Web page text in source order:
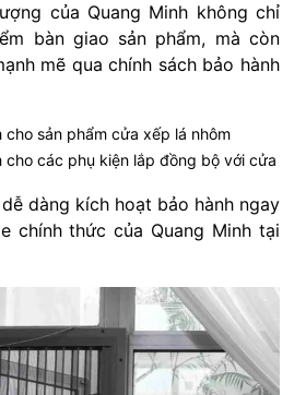
của Quang Minh không chỉ
bàn giao sản phẩm, mà còn
mẽ qua chính sách bảo hành
cho sản phẩm cửa xếp lá nhôm
cho các phụ kiện lắp đồng bộ với cửa
dàng kích hoạt bảo hành ngay
chính thức của Quang Minh tại